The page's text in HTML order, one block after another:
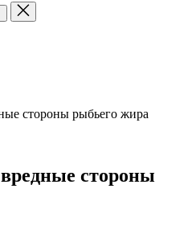
стороны рыбьего жира
стороны